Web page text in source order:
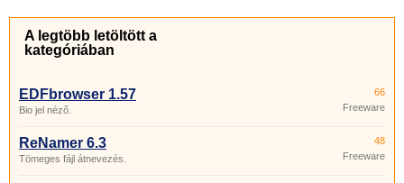
A legtöbb letöltött a
kategóriában
EDFbrowser 1.57
Bio jel néző.
66
Freeware
ReNamer 6.3
Tömeges fájl átnevezés.
48
Freeware